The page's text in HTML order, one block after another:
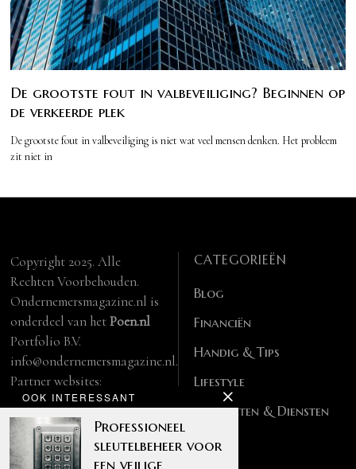
OOK INTERESSANT
Professioneel
sleutelbeheer voor
een veilige
De grootste fout in valbeveiliging? Beginnen op
de verkeerde plek
De grootste fout in valbeveiliging is niet wat veel mensen denken. Het probleem
zit niet in
Copyright 2025. Alle
Rechten Voorbehouden.
Ondernemersmagazine.nl is
onderdeel van hetPoen.nl
Portfolio B.V.
info@ondernemersmagazine.nl.
Partner websites:
manbase.nl
feitelijk.be
CATEGORIEËN
Blog
Financiën
Handig & Tips
Lifestyle
Producten & Diensten